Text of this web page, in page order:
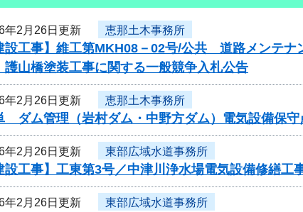
年2月26日更新 恵那土木事務所
設工事】維工第MKH08－02号/公共 道路メンテ
護山橋塗装工事に関する一般競争入札公告
年2月26日更新 恵那土木事務所
ダム管理（岩村ダム・中野方ダム）電気設備保
年2月26日更新 東部広域水道事務所
設工事】工東第3号／中津川浄水場電気設備修繕工
年2月26日更新 東部広域水道事務所